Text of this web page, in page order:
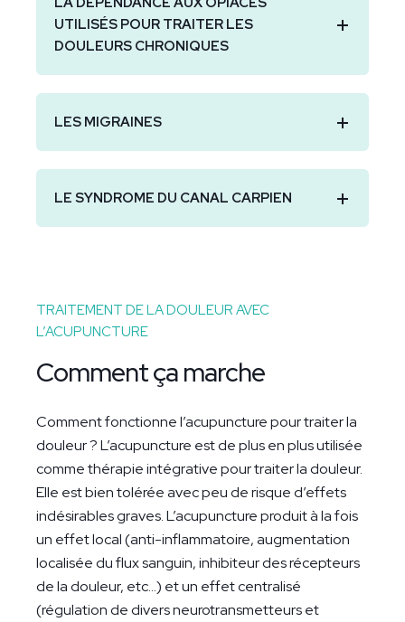
UTILISÉS POUR TRAITER LES
DOULEURS CHRONIQUES
LES MIGRAINES
LE SYNDROME DU CANAL CARPIEN
TRAITEMENT DE LA DOULEUR AVEC
L’ACUPUNCTURE
Comment ça marche
Comment fonctionne l’acupuncture pour traiter la
douleur ? L’acupuncture est de plus en plus utilisée
comme thérapie intégrative pour traiter la douleur.
Elle est bien tolérée avec peu de risque d’effets
indésirables graves. L’acupuncture produit à la fois
un effet local (anti-inflammatoire, augmentation
localisée du flux sanguin, inhibiteur des récepteurs
de la douleur, etc...) et un effet centralisé
(régulation de divers neurotransmetteurs et